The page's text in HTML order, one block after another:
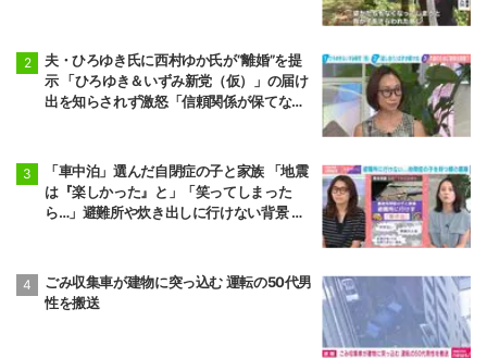
夫・ひろゆき氏に西村ゆか氏が“離婚”を提
示 「ひろゆき＆いずみ新党（仮）」の届け
出を知らされず激怒「信頼関係が保てない
「車中泊」選んだ自閉症の子と家族 「地震
は『楽しかった』と」「笑ってしまった
ら…」避難所や炊き出しに行けない背景 熊
ごみ収集車が建物に突っ込む 運転の50代男
性を搬送